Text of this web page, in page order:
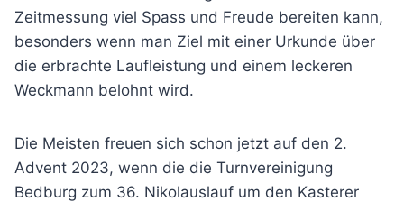
Zeitmessung viel Spass und Freude bereiten kann,
besonders wenn man Ziel mit einer Urkunde über
die erbrachte Laufleistung und einem leckeren
Weckmann belohnt wird.
Die Meisten freuen sich schon jetzt auf den 2.
Advent 2023, wenn die die Turnvereinigung
Bedburg zum 36. Nikolauslauf um den Kasterer